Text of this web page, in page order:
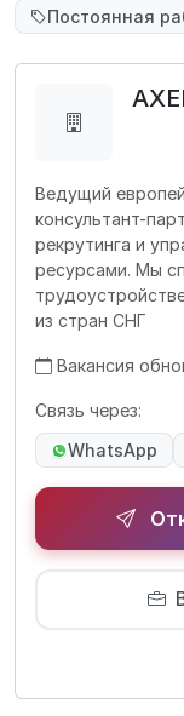
Постоянная
Ведущий
консультант-
рекрутинга и
ресурсами. Мы
из стран СНГ
Вакансия
Связь через:
WhatsApp